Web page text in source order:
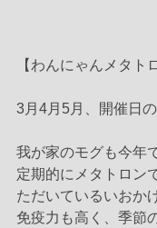
【わんにゃんメタト
3月4月5月、開催日
我が家のモグも今年
定期的にメタトロン
ただいているいおか
免疫力も高く、季節